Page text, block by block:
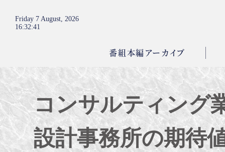
番組本編アーカイブ
Friday 7 August, 2026
16:32:43
コンサルティング
設計事務所の期待